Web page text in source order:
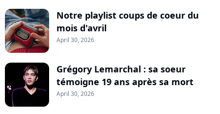
Notre playlist coups de coeur du
mois d'avril
April 30, 2026
Grégory Lemarchal : sa soeur
témoigne 19 ans après sa mort
April 30, 2026